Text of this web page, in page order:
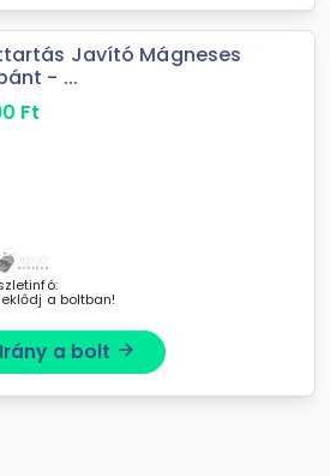
Javító Mágneses
- ...
Ft
a boltban!
Irány a bolt arrow_forward